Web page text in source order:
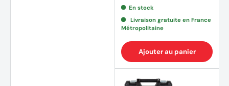
En stock
Livraison gratuite en France
Métropolitaine
Ajouter au panier